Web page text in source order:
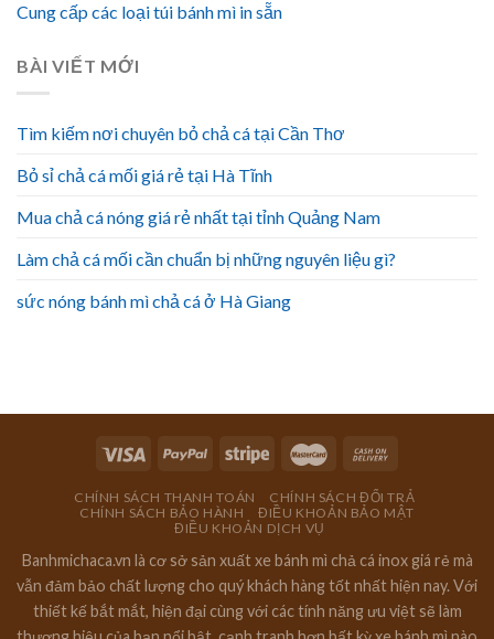
Cung cấp các loại túi bánh mì in sẵn
BÀI VIẾT MỚI
Tìm kiếm nơi chuyên bỏ chả cá tại Cần Thơ
Bỏ sỉ chả cá mối giá rẻ tại Hà Tĩnh
Mua chả cá nóng giá rẻ nhất tại tỉnh Quảng Nam
Làm chả cá mối cần chuẩn bị những nguyên liệu gì?
sức nóng bánh mì chả cá ở Hà Giang
CHÍNH SÁCH THANH TOÁN
CHÍNH SÁCH ĐỔI TRẢ
CHÍNH SÁCH BẢO HÀNH
ĐIỀU KHOẢN BẢO MẬT
ĐIỀU KHOẢN DỊCH VỤ
Banhmichaca.vn là cơ sở sản xuất xe bánh mì chả cá inox giá rẻ mà
vẫn đảm bảo chất lượng cho quý khách hàng tốt nhất hiện nay. Với
thiết kế bắt mắt, hiện đại cùng với các tính năng ưu việt sẽ làm